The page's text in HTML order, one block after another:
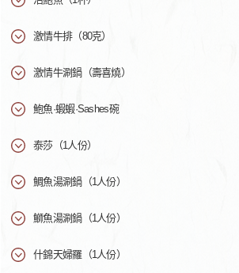
激情牛排（80克）
激情牛涮鍋（壽喜燒）
鮑魚·蝦蝦·Sashes碗
泰莎（1人份）
鯛魚湯涮鍋（1人份）
鰤魚湯涮鍋（1人份）
什錦天婦羅（1人份）